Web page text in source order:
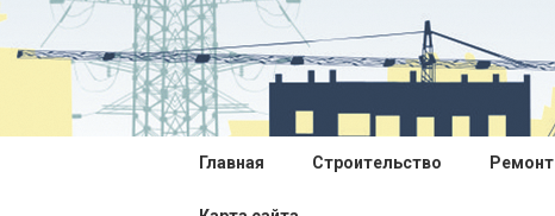
Перейти
содержимому
Главная Строительство